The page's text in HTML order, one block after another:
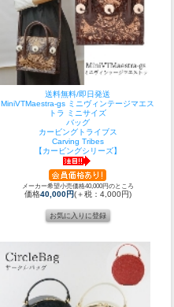
送料無料/即日発送
MiniVTMaestra-gs ミニヴィンテージマエス
トラ ミニサイズ
バッグ
カービングトライブス
Carving Tribes
【カービングシリーズ】
メーカー希望小売価格40,000円のところ
価格40,000円(＋税：4,000円)